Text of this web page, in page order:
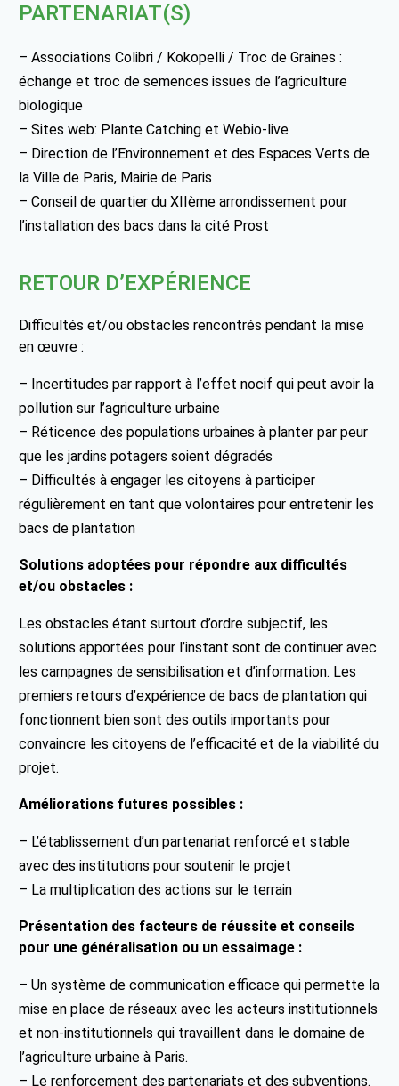
PARTENARIAT(S)
– Associations Colibri / Kokopelli / Troc de Graines :
échange et troc de semences issues de l’agriculture
biologique
– Sites web: Plante Catching et Webio-live
– Direction de l’Environnement et des Espaces Verts de
la Ville de Paris, Mairie de Paris
– Conseil de quartier du XIIème arrondissement pour
l’installation des bacs dans la cité Prost
RETOUR D’EXPÉRIENCE
Difficultés et/ou obstacles rencontrés pendant la mise
en œuvre :
– Incertitudes par rapport à l’effet nocif qui peut avoir la
pollution sur l’agriculture urbaine
– Réticence des populations urbaines à planter par peur
que les jardins potagers soient dégradés
– Difficultés à engager les citoyens à participer
régulièrement en tant que volontaires pour entretenir les
bacs de plantation
Solutions adoptées pour répondre aux difficultés
et/ou obstacles :
Les obstacles étant surtout d’ordre subjectif, les
solutions apportées pour l’instant sont de continuer avec
les campagnes de sensibilisation et d’information. Les
premiers retours d’expérience de bacs de plantation qui
fonctionnent bien sont des outils importants pour
convaincre les citoyens de l’efficacité et de la viabilité du
projet.
Améliorations futures possibles :
– L’établissement d’un partenariat renforcé et stable
avec des institutions pour soutenir le projet
– La multiplication des actions sur le terrain
Présentation des facteurs de réussite et conseils
pour une généralisation ou un essaimage :
– Un système de communication efficace qui permette la
mise en place de réseaux avec les acteurs institutionnels
et non-institutionnels qui travaillent dans le domaine de
l’agriculture urbaine à Paris.
– Le renforcement des partenariats et des subventions.